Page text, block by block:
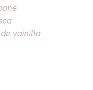
vainilla